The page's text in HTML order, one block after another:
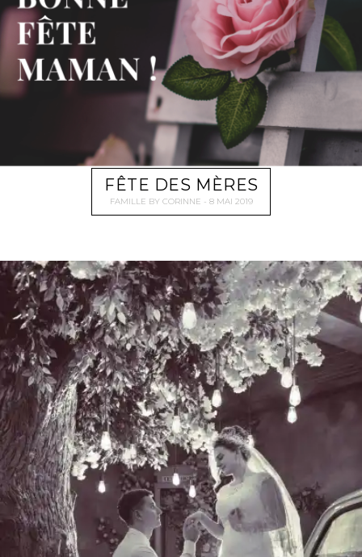
FÊTE DES MÈRES
FAMILLE BY CORINNE 8 MAI 2019